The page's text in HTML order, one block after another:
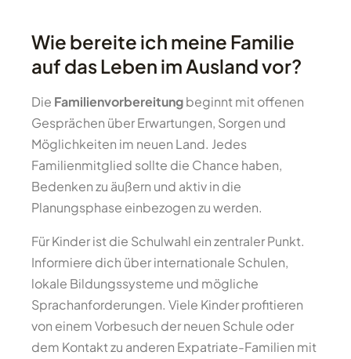
Wie bereite ich meine Familie
auf das Leben im Ausland vor?
Die Familienvorbereitungbeginnt mit offenen
Gesprächen über Erwartungen, Sorgen und
Möglichkeiten im neuen Land. Jedes
Familienmitglied sollte die Chance haben,
Bedenken zu äußern und aktiv in die
Planungsphase einbezogen zu werden.
Für Kinder ist die Schulwahl ein zentraler Punkt.
Informiere dich über internationale Schulen,
lokale Bildungssysteme und mögliche
Sprachanforderungen. Viele Kinder profitieren
von einem Vorbesuch der neuen Schule oder
dem Kontakt zu anderen Expatriate-Familien mit